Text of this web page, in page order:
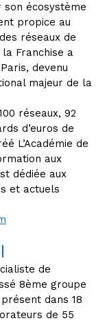
écosystème
propice au
réseaux de
Franchise a
devenu
majeur de la
réseaux, 92
d’euros de
L’Académie de
aux
dédiée aux
et actuels
de
8ème groupe
dans 18
de 55